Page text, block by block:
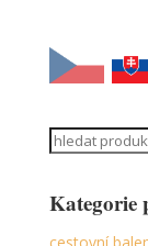
Search
Kategorie
cestovní